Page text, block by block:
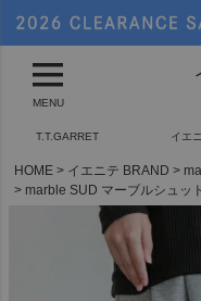
MENU
T.T.GARRET イエ
HOME イエニテ BRAND
marble SUD マーブルシュッ